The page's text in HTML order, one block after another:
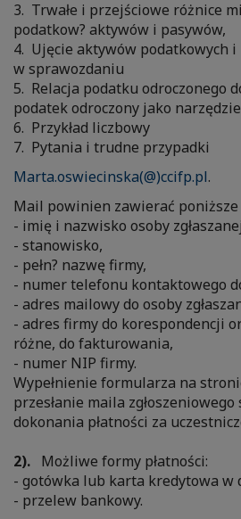
3. Trwałe i przejściowe różnice
podatkow? aktywów i pasywów,
4. Ujęcie aktywów podatkowych
w sprawozdaniu
5. Relacja podatku odroczonego
podatek odroczony jako
6. Przykład liczbowy
7. Pytania i trudne przypadki
Marta.oswiecinska(@)ccifp.pl.
Mail powinien zawierać
- imię i nazwisko osoby
- stanowisko,
- pełn? nazwę firmy,
- numer telefonu kontaktowego
- adres mailowy do osoby
- adres firmy do korespondencji
różne, do fakturowania,
- numer NIP firmy.
Wypełnienie formularza na
przesłanie maila
dokonania płatności za
2). Możliwe formy płatności:
- gotówka lub karta kredytowa w
- przelew bankowy.